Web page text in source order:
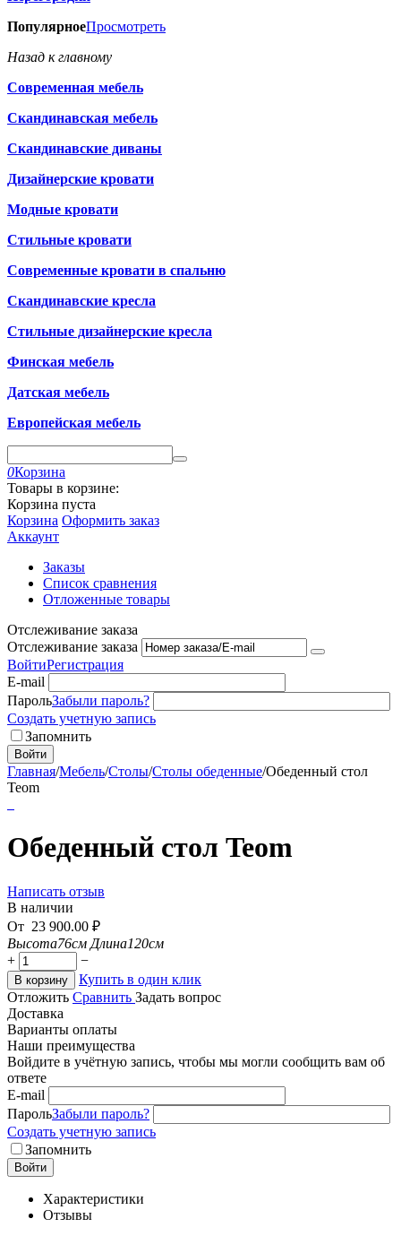
ПопулярноеПросмотреть
Назад к главному
Современная мебель
Скандинавская мебель
Скандинавские диваны
Дизайнерские кровати
Модные кровати
Стильные кровати
Современные кровати в спальню
Скандинавские кресла
Стильные дизайнерские кресла
Финская мебель
Датская мебель
Европейская мебель
0Корзина
Товары в корзине:
Корзина пуста
Корзина Оформить заказ
Аккаунт
Заказы
Список сравнения
Отложенные товары
Отслеживание заказа
Отслеживание заказа
ВойтиРегистрация
E-mail
ПарольЗабыли пароль?
Создать учетную запись
Запомнить
Войти
Главная/Мебель/Столы/Столы обеденные/Обеденный стол
Teom
Обеденный стол Teom
Написать отзыв
В наличии
От 23 900.00 ₽
Высота76см Длина120см
+
−
В корзину
Купить в один клик
Отложить Сравнить Задать вопрос
Доставка
Варианты оплаты
Наши преимущества
Войдите в учётную запись, чтобы мы могли сообщить вам об
ответе
E-mail
ПарольЗабыли пароль?
Создать учетную запись
Запомнить
Войти
Характеристики
Отзывы